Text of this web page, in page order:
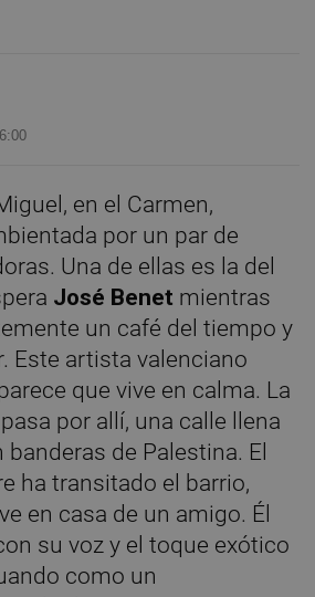
en el Carmen,
por un par de
Una de ellas es la del
José Benet mientras
un café del tiempo y
Este artista valenciano
que vive en calma. La
por allí, una calle llena
de Palestina. El
ha transitado el barrio,
en casa de un amigo. Él
su voz y el toque exótico
como un